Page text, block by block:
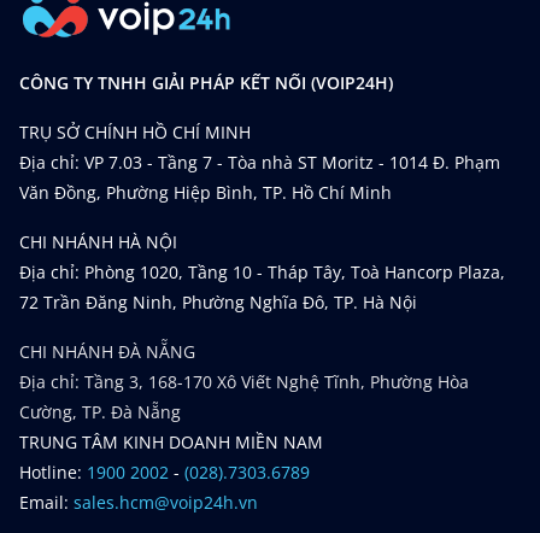
CÔNG TY TNHH GIẢI PHÁP KẾT NỐI (VOIP24H)
TRỤ SỞ CHÍNH HỒ CHÍ MINH
Địa chỉ: VP 7.03 - Tầng 7 - Tòa nhà ST Moritz - 1014 Đ. Phạm
Văn Đồng, Phường Hiệp Bình, TP. Hồ Chí Minh
CHI NHÁNH HÀ NỘI
Địa chỉ: Phòng 1020, Tầng 10 - Tháp Tây, Toà Hancorp Plaza,
72 Trần Đăng Ninh, Phường Nghĩa Đô, TP. Hà Nội
CHI NHÁNH ĐÀ NẴNG
Địa chỉ: Tầng 3, 168-170 Xô Viết Nghệ Tĩnh, Phường Hòa
Cường, TP. Đà Nẵng
TRUNG TÂM KINH DOANH MIỀN NAM
Hotline: 1900 2002 - (028).7303.6789
Email: sales.hcm@voip24h.vn